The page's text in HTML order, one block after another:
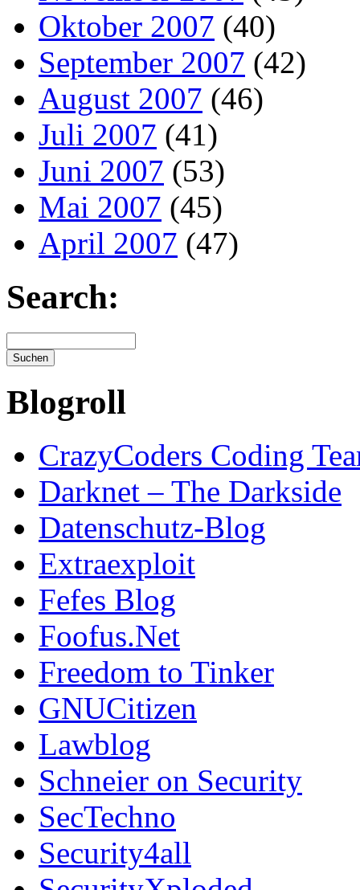
Oktober 2007 (40)
September 2007 (42)
August 2007 (46)
Juli 2007 (41)
Juni 2007 (53)
Mai 2007 (45)
April 2007 (47)
Search:
Blogroll
CrazyCoders Coding
Darknet – The Darkside
Datenschutz-Blog
Extraexploit
Fefes Blog
Foofus.Net
Freedom to Tinker
GNUCitizen
Lawblog
Schneier on Security
SecTechno
Security4all